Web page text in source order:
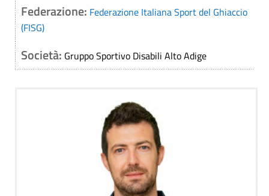
Federazione: Federazione Italiana Sport del Ghiaccio
(FISG)
Società: Gruppo Sportivo Disabili Alto Adige